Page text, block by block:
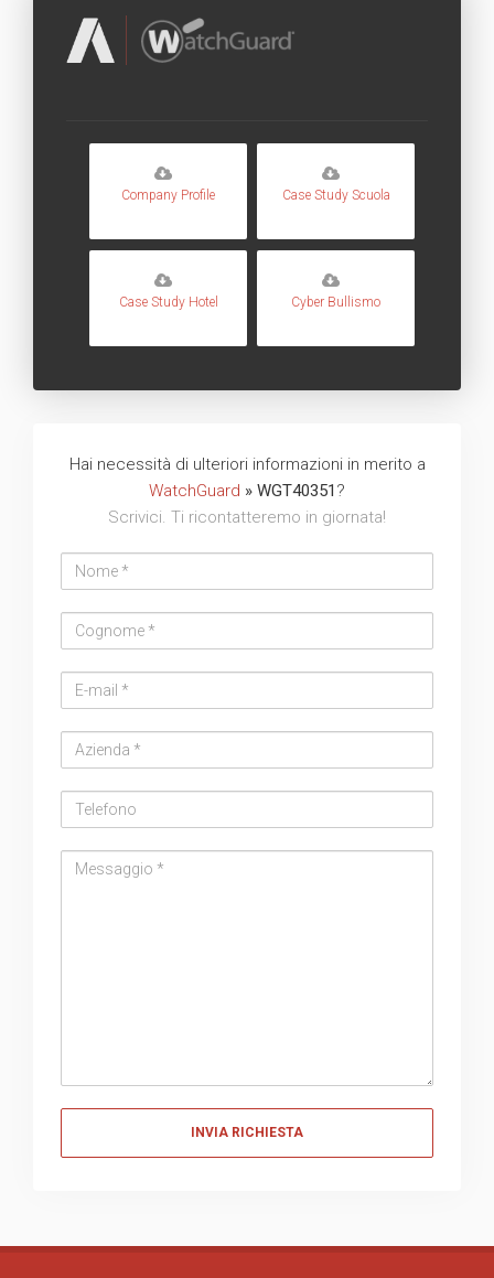
Company Profile Case Study Scuola
Case Study Hotel Cyber Bullismo
Hai necessità di ulteriori informazioni in merito a
WatchGuard » WGT40351 ?
Scrivici. Ti ricontatteremo in giornata!
address